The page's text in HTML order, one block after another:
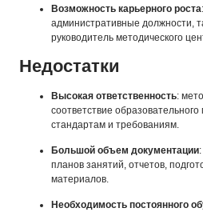
Возможность карьерного роста
административные должности,
руководитель методического
Недостатки
Высокая ответственность:
соответствие
стандартам и требованиям.
Большой объем документации
планов занятий, отчетов,
материалов.
Необходимость постоянного